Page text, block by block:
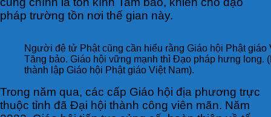
pháp trường tồn nơi thế gian này.
Người đệ tử Phật cũng cần hiểu rằng Giáo hội Phật
Tăng bảo. Giáo hội vững mạnh thì Đạo pháp hưng long.
thành lập Giáo hội Phật giáo Việt Nam).
Trong năm qua, các cấp Giáo hội địa phương trực
thuộc tỉnh đã Đại hội thành công viên mãn. Năm